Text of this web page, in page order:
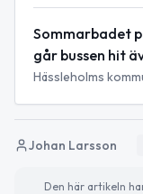
Sommarbadet
går bussen hit
Hässleholms
Johan Larsson
Den här artikeln